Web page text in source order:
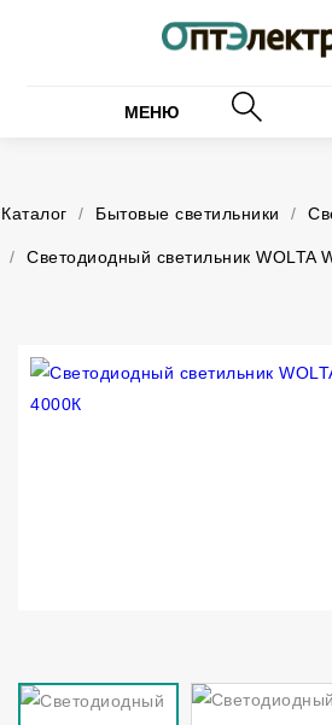
МЕНЮ
Каталог / Бытовые светильники /
/ Светодиодный светильник WOLTA